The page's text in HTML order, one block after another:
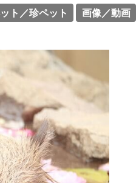
ト／珍ペット
画像／動画